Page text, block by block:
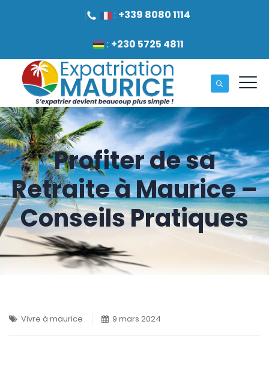
: +339 8080 1114
: +230 5725 4811
Profiter de sa
Retraite à Maurice –
Conseils Pratiques
Vivre à maurice 9 mars 2024